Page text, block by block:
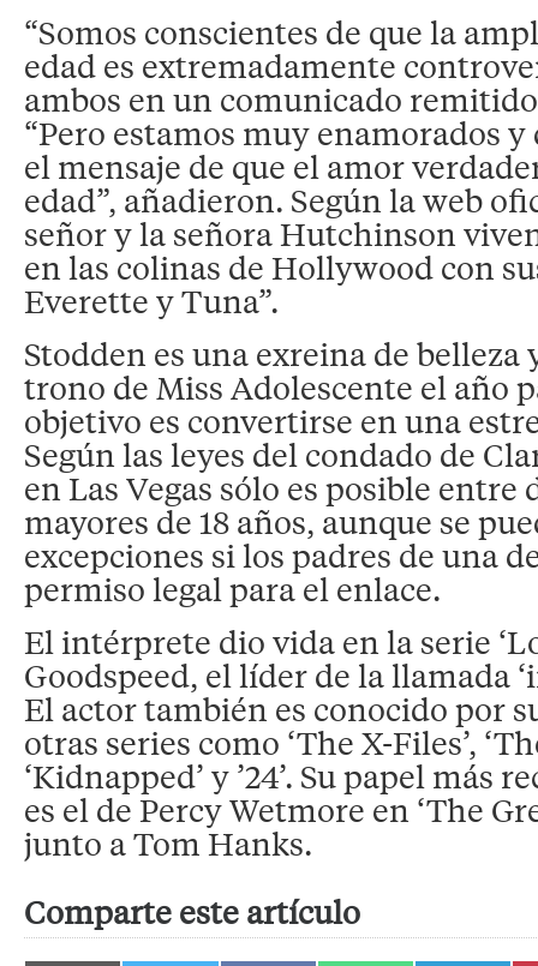
“Somos conscientes de que la
edad es extremadamente
ambos en un comunicado
“Pero estamos muy enamorados
el mensaje de que el amor
edad”, añadieron. Según la web
señor y la señora Hutchinson
en las colinas de Hollywood con
Everette y Tuna”.
Stodden es una exreina de belleza
trono de Miss Adolescente el año
objetivo es convertirse en una
Según las leyes del condado de
en Las Vegas sólo es posible entre
mayores de 18 años, aunque se
excepciones si los padres de una
permiso legal para el enlace.
El intérprete dio vida en la serie
Goodspeed, el líder de la llamada
El actor también es conocido por
otras series como ‘The X-Files’,
‘Kidnapped’ y ’24’. Su papel más
es el de Percy Wetmore en ‘The
junto a Tom Hanks.
Comparte este artículo